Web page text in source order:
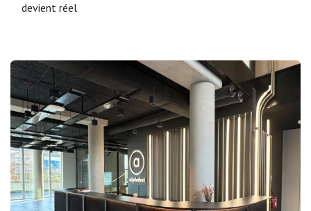
devient réel